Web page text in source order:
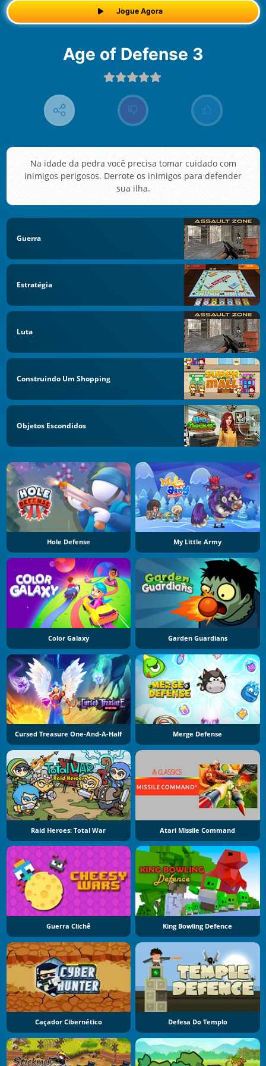
Jogue Agora
Age of Defense 3
Na idade da pedra você precisa tomar cuidado com
inimigos perigosos. Derrote os inimigos para defender
sua ilha.
Guerra
Estratégia
Luta
Construindo Um Shopping
Objetos Escondidos
Hole Defense My Little Army
Color Galaxy Garden Guardians
Cursed Treasure One-And-A-Half Merge Defense
Raid Heroes: Total War Atari Missile Command
Guerra Clichê King Bowling Defence
Caçador Cibernético Defesa Do Templo